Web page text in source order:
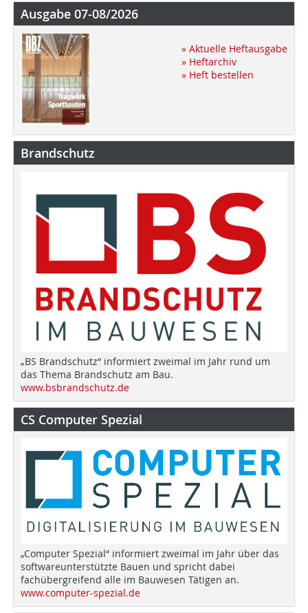
Ausgabe 07-08/2026
» Aktuelle Heftausgabe
» Heftarchiv
» Heft bestellen
Brandschutz
„BS Brandschutz“ informiert zweimal im Jahr rund um
das Thema Brandschutz am Bau.
www.bsbrandschutz.de
CS Computer Spezial
„Computer Spezial“ informiert zweimal im Jahr über das
softwareunterstützte Bauen und spricht dabei
fachübergreifend alle im Bauwesen Tätigen an.
www.computer-spezial.de